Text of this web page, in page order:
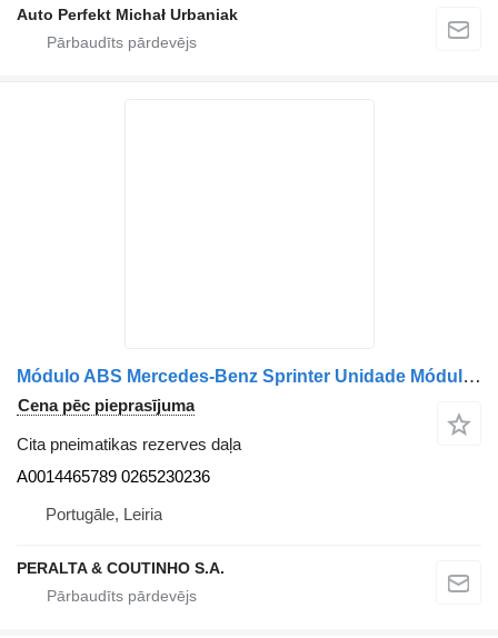
Auto Perfekt Michał Urbaniak
Módulo ABS Mercedes-Benz Sprinter Unidade Módulo ABS A0014465789 paredzēts Mercedes-Benz Sprinter mikroautobusa
Cena pēc pieprasījuma
Cita pneimatikas rezerves daļa
A0014465789 0265230236
Portugāle, Leiria
PERALTA & COUTINHO S.A.